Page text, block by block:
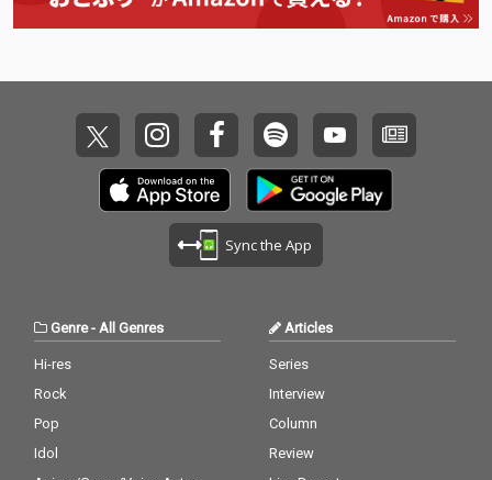
Sync the App
Genre-All Genres
Hi-res
Rock
Pop
Idol
Articles
Series
Interview
Column
Review